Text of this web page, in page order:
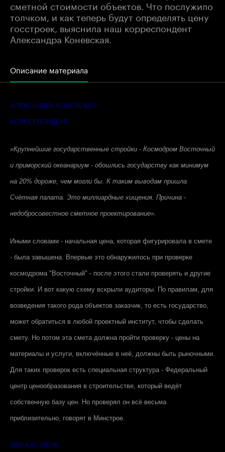
сметной стоимости объектов. Что послужило
толчком, и как теперь будут определять цену
госстроек, выяснила наш корреспондент
Александра Коневская.
Описание материала
АЛЕКСАНДРА КОНЕВСКАЯ
КОРРЕСПОНДЕНТ
«Крупнейшие государственные стройки - Космодром Восточный
и приморский океанариум - обошлись государству как минимум
на 20% дороже, чем могли бы. К таким выводам пришла
Счётная палата. Это миллиардные хищения. Причина -
недобросовестное сметное проектирование».
Иными словами - начальная цена, которая фигурировала в смете
- была завышена. Впервые это обнаружилось при проверке
космодрома "Восточный" - после этого стали проверять и другие
стройки. И вот какую схему вскрыли аудиторы. По правилам, для
возведения такого рода объектов заказчик, то есть государство,
может обратиться в любой проектный институт, чтобы сделать
смету. Но потом эта смета должна пройти проверку - цены на
материалы и услуги, включённые в неё, должны быть рыночными.
Для таких проверок есть специальная структура - Федеральный
центр ценообразования в строительстве, который ведёт
собственную базу цен. Но проверял он всё весьма
приблизительно, говорят в Минстрое.
МИХАИЛ МЕНЬ